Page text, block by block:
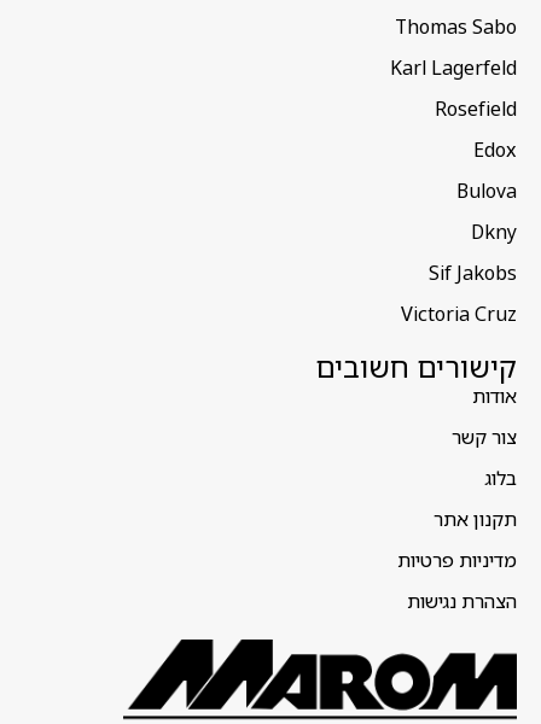
Thomas Sabo
Karl Lagerfeld
Rosefield
Edox
Bulova
Dkny
Sif Jakobs
Victoria Cruz
קישורים חשובים
אודות
צור קשר
בלוג
תקנון אתר
מדיניות פרטיות
הצהרת נגישות